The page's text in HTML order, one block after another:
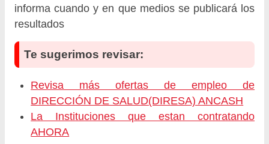
informa cuando y en que medios se publicará los
resultados
Te sugerimos revisar:
Revisa más ofertas de empleo de
DIRECCIÓN DE SALUD(DIRESA) ANCASH
La Instituciones que estan contratando
AHORA